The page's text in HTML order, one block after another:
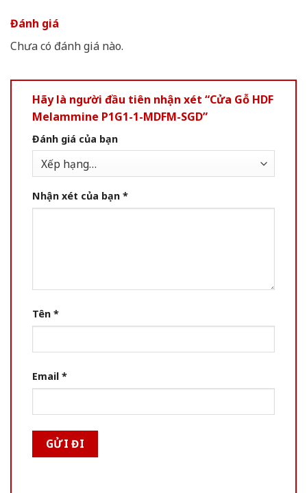
Đánh giá
Chưa có đánh giá nào.
Hãy là người đầu tiên nhận xét “Cửa Gỗ HDF
Melammine P1G1-1-MDFM-SGD”
Đánh giá của bạn
Nhận xét của bạn *
Tên *
Email *